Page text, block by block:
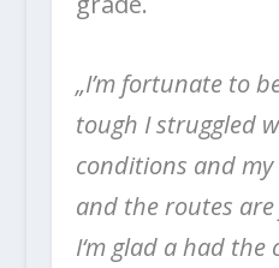
„I’m fortunate to
tough I struggled
conditions and my
and the routes
I‘m glad a had